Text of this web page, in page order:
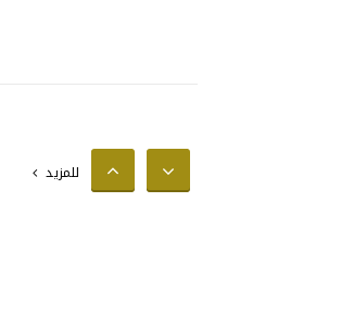
تستضيف وزير الزراعة
الفلسطيني لبحث سبل
تعزيز التعاون المشترك في
للمزيد